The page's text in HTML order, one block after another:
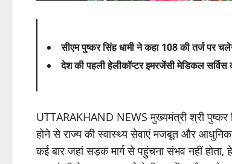
सीएम पुष्कर सिंह धामी ने कहा 108 की तर्ज पर
देश की पहली हेलीकॉप्टर इमरजेंसी मेडिकल
UTTARAKHAND NEWS मुख्यमंत्री श्री
होने से राज्य की स्वास्थ्य सेवाएं मजबूत और
कई बार जहां सड़क मार्ग से पहुंचना संभव नहीं